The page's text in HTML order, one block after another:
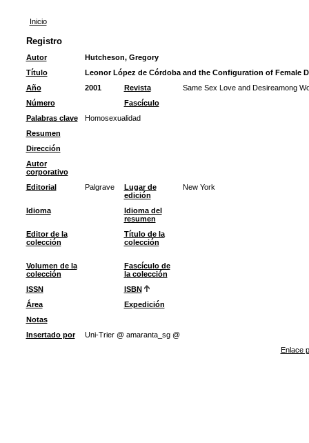
Inicio
Registro
Autor
Hutcheson, Gregory
Título
Leonor López de Córdoba and the Configuration of Female
Año
2001 Revista
Same Sex Love and Desireamong
Número
Fascículo
Palabras clave
Homosexualidad
Resumen
Dirección
Autor
corporativo
Editorial
Palgrave
Lugar de
edición
New York
Idioma
Idioma del
resumen
Editor de la
colección
Título de la
colección
Volumen de la
colección
Fascículo de
la colección
ISSN
ISBN
Área
Expedición
Notas
Insertado por
Uni-Trier @ amaranta_sg @
Enlace